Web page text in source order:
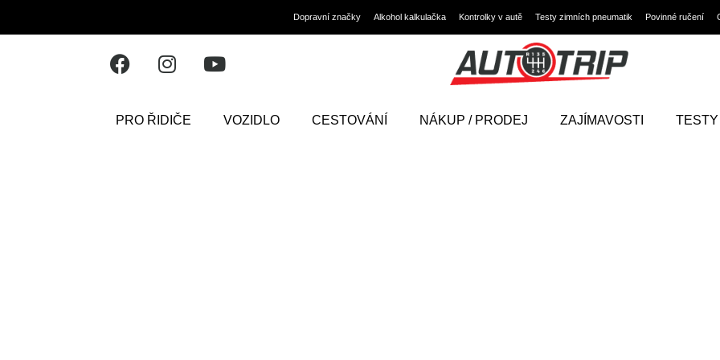
Dopravní značky Alkohol kalkulačka Kontrolky v autě Testy zimních pneumatik Povinné ručení
PRO ŘIDIČE VOZIDLO CESTOVÁNÍ NÁKUP / PRODEJ ZAJÍMAVOSTI TESTY